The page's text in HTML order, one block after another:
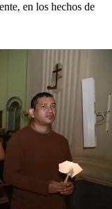
en los hechos de